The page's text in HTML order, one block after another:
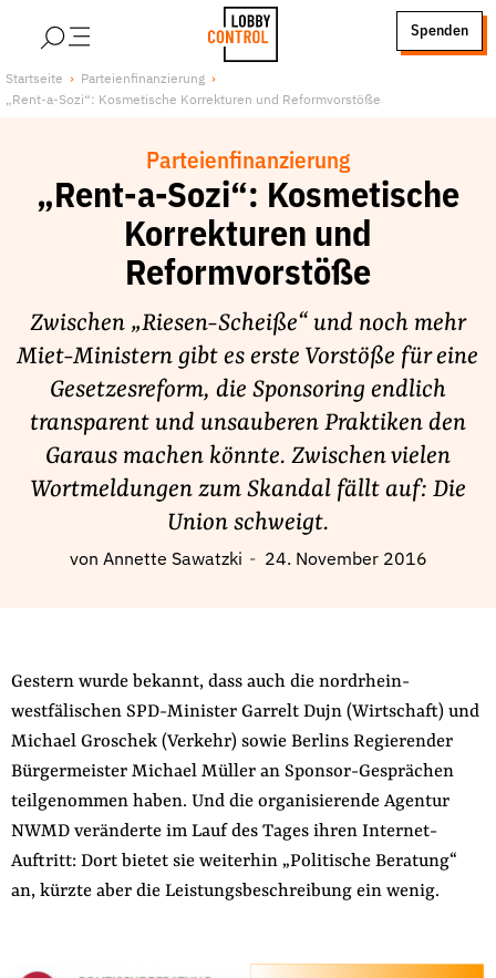
LobbyControl
StartSeite
Spenden
Über uns
Finanzierung
Publikationen und Material
Unsere Schwerpunkte
Lobbykontrolle und Regeln
Lobbyismus und Klima
Macht der Digitalkonzerne
Spenden & Fördern
Fördermitglied werden
Testamentsspende
Presse
Newsletter
Kontakt
Impressum
Startseite
Parteienfinanzierung
„Rent-a-Sozi“: Kosmetische Korrekturen und Reformvorstöße
Parteienfinanzierung
„Rent-a-Sozi“: Kosmetische
Korrekturen und
Reformvorstöße
Zwischen „Riesen-Scheiße“ und noch mehr
Miet-Ministern gibt es erste Vorstöße für eine
Gesetzesreform, die Sponsoring endlich
transparent und unsauberen Praktiken den
Garaus machen könnte. Zwischen vielen
Wortmeldungen zum Skandal fällt auf: Die
Union schweigt.
von Annette Sawatzki 24. November 2016
Gestern wurde bekannt, dass auch die nordrhein-
westfälischen SPD-Minister Garrelt Dujn (Wirtschaft) und
Michael Groschek (Verkehr) sowie Berlins Regierender
Bürgermeister Michael Müller an Sponsor-Gesprächen
teilgenommen haben. Und die organisierende Agentur
NWMD veränderte im Lauf des Tages ihren Internet-
Auftritt: Dort bietet sie weiterhin „Politische Beratung“
an, kürzte aber die Leistungsbeschreibung ein wenig.